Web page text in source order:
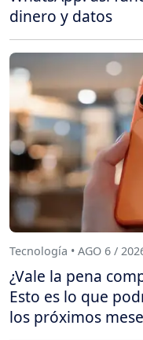
dinero y datos
Tecnología • AGO 6 /
¿Vale la pena
Esto es lo que
los próximos